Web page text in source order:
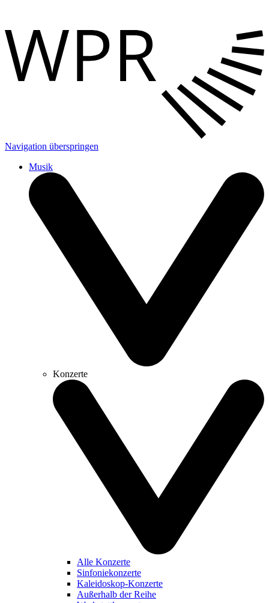
Navigation überspringen
Musik
Konzerte
Alle Konzerte
Sinfoniekonzerte
Kaleidoskop-Konzerte
Außerhalb der Reihe